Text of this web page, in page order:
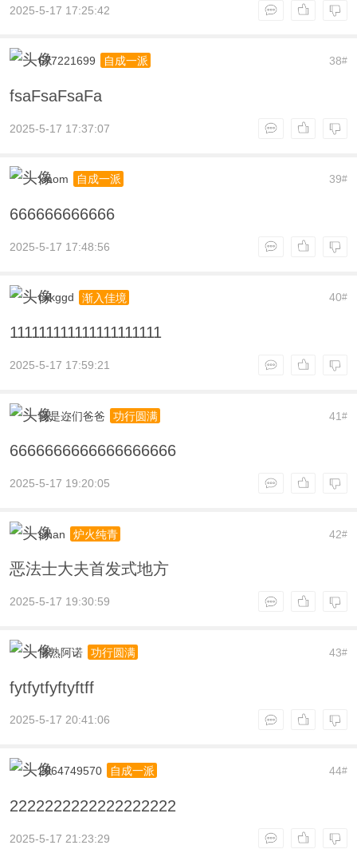
2025-5-17 17:25:42
38#
677221699 自成一派
fsaFsaFsaFa
2025-5-17 17:37:07
39#
xiaom 自成一派
666666666666
2025-5-17 17:48:56
40#
cxkggd 渐入佳境
111111111111111111111
2025-5-17 17:59:21
41#
莪是迩们爸爸 功行圆满
6666666666666666666
2025-5-17 19:20:05
42#
sihan 炉火纯青
恶法士大夫首发式地方
2025-5-17 19:30:59
43#
常熟阿诺 功行圆满
fytfytfyftyftff
2025-5-17 20:41:06
44#
2064749570 自成一派
2222222222222222222
2025-5-17 21:23:29